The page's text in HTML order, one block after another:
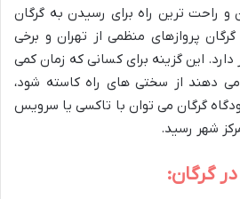
و راحت ترین راه برای رسیدن به گرگان
پروازهای منظمی از تهران و برخی
این گزینه برای کسانی که زمان کمی
می دهند از سختی های راه کاسته شود،
گرگان می توان با تاکسی یا سرویس
شهر رسید.
گرگان: